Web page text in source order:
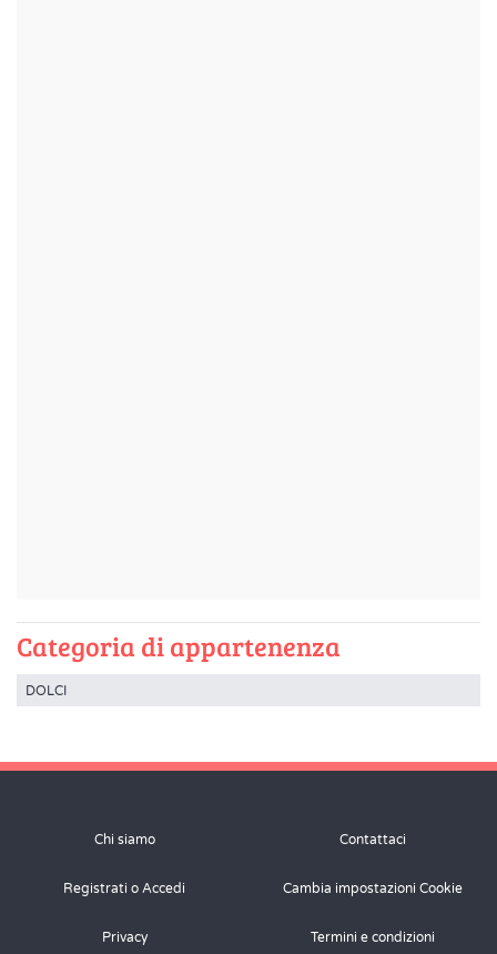
Categoria di appartenenza
DOLCI
Chi siamo Contattaci
Registrati o Accedi Cambia impostazioni Cookie
Privacy Termini e condizioni